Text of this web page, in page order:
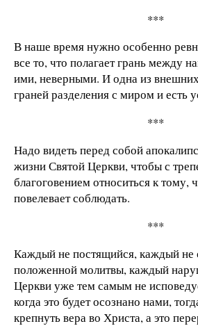
***
В наше время нужно особенно
все то, что полагает грань между
ими, неверными. И одна из
граней разделения с миром и есть
***
Надо видеть перед собой
жизни Святой Церкви, чтобы с
благоговением относиться к тому,
повелевает соблюдать.
***
Каждый не постящийся, каждый
положенной молитвы, каждый
Церкви уже тем самым не
когда это будет осознано нами,
крепнуть вера во Христа, а это